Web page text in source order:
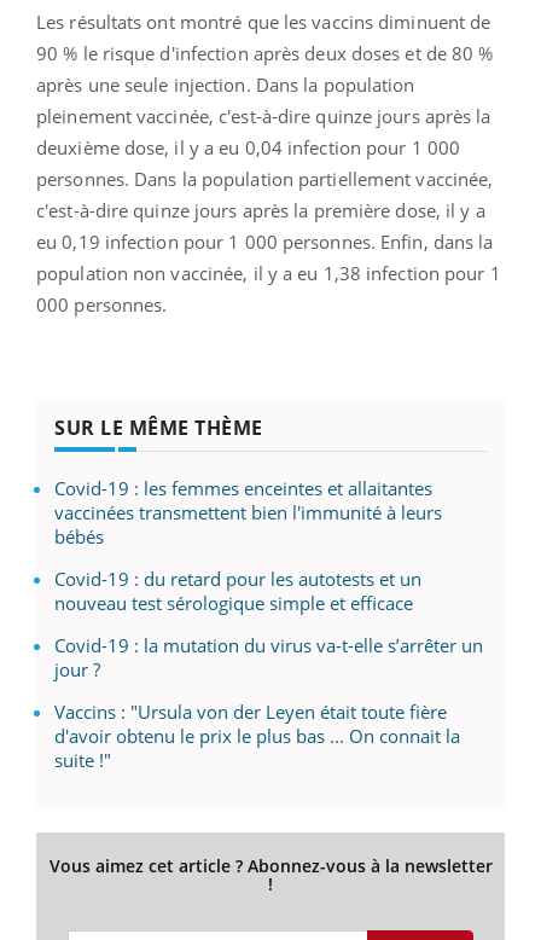
Les résultats ont montré que les vaccins diminuent de
90 % le risque d'infection après deux doses et de 80 %
après une seule injection. Dans la population
pleinement vaccinée, c'est-à-dire quinze jours après la
deuxième dose, il y a eu 0,04 infection pour 1 000
personnes. Dans la population partiellement vaccinée,
c'est-à-dire quinze jours après la première dose, il y a
eu 0,19 infection pour 1 000 personnes. Enfin, dans la
population non vaccinée, il y a eu 1,38 infection pour 1
000 personnes.
SUR LE MÊME THÈME
Covid-19 : les femmes enceintes et allaitantes
vaccinées transmettent bien l'immunité à leurs
bébés
Covid-19 : du retard pour les autotests et un
nouveau test sérologique simple et efficace
Covid-19 : la mutation du virus va-t-elle s’arrêter un
jour ?
Vaccins : "Ursula von der Leyen était toute fière
d'avoir obtenu le prix le plus bas ... On connait la
suite !"
Vous aimez cet article ? Abonnez-vous à la newsletter
!